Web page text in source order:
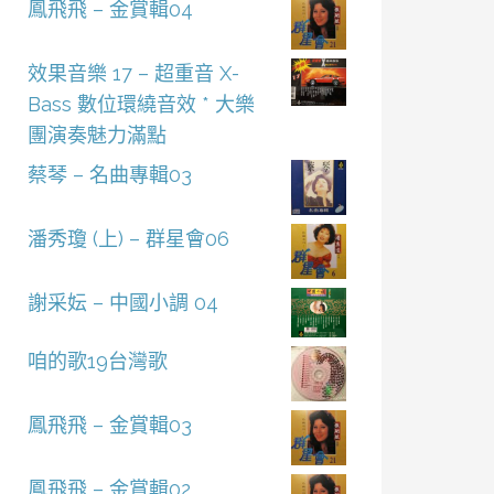
鳳飛飛 – 金賞輯04
效果音樂 17 – 超重音 X-
Bass 數位環繞音效 * 大樂
團演奏魅力滿點
蔡琴 – 名曲專輯03
潘秀瓊 (上) – 群星會06
謝采妘 – 中國小調 04
咱的歌19台灣歌
鳳飛飛 – 金賞輯03
鳳飛飛 – 金賞輯02